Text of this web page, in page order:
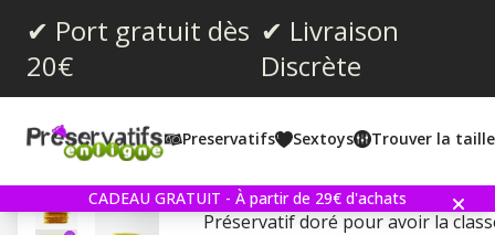
✔ Port gratuit dès
20€
✔ Livraison
Discrète
Preservatifs Sextoys Trouver la
CADEAU GRATUIT - À partir de 29€ d'achats
Commentaires (1)
Amor Gold 10
Préservatif doré pour avoir la